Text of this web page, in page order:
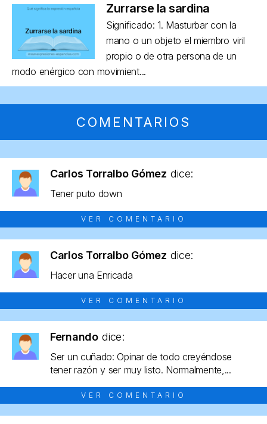
Zurrarse la sardina
Significado: 1. Masturbar con la
mano o un objeto el miembro viril
propio o de otra persona de un
modo enérgico con movimient...
COMENTARIOS
Carlos Torralbo Gómez dice:
Tener puto down
VER COMENTARIO
Carlos Torralbo Gómez dice:
Hacer una Enricada
VER COMENTARIO
Fernando dice:
Ser un cuñado: Opinar de todo creyéndose
tener razón y ser muy listo. Normalmente,...
VER COMENTARIO